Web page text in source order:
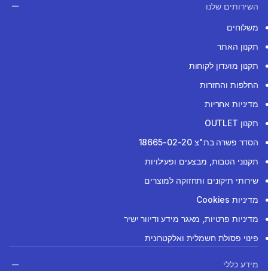
השירותים שלנו
משלוחים
תקנון האתר
תקנון מועדון לקוחות
החלפות והחזרות
מדיניות אחריות
תקנון OUTLET
הסדר פשרה בת"צ 18665-02-20
תקנוני הטבות, מבצעים ופעילויות
שירותי תיקונים ותחזוקה למוצרים
מדיניות Cookies
מדיניות פרטיות, מאגר מידע ודיוור ישיר
פינוי פסולת חשמלית ואלקטרונית
מידע כללי